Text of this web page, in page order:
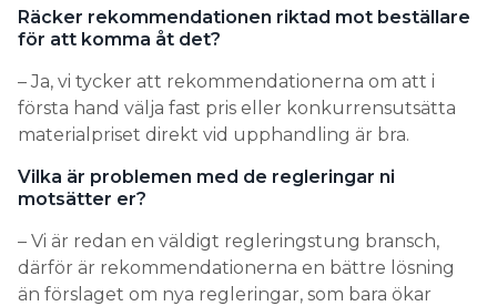
Räcker rekommendationen riktad mot beställare
för att komma åt det?
– Ja, vi tycker att rekommendationerna om att i
första hand välja fast pris eller konkurrensutsätta
materialpriset direkt vid upphandling är bra.
Vilka är problemen med de regleringar ni
motsätter er?
– Vi är redan en väldigt regleringstung bransch,
därför är rekommendationerna en bättre lösning
än förslaget om nya regleringar, som bara ökar